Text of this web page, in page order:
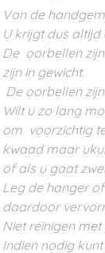
Van de
U krijgt dus altijd
De oorbellen
zijn in gewicht.
De oorbellen
Wilt u zo lang
om voorzichtig
kwaad maar
of als u gaat
Leg de hanger
daardoor
Niet reinigen
Indien nodig